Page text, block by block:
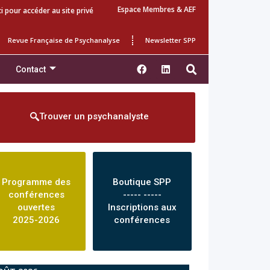
pour accéder au site privé Espace Membres & AEF
Revue Française de Psychanalyse Newsletter SPP
Contact
Trouver un psychanalyste
Programme des
conférences
ouvertes
2025-2026
Boutique SPP
----- -----
Inscriptions aux
conférences